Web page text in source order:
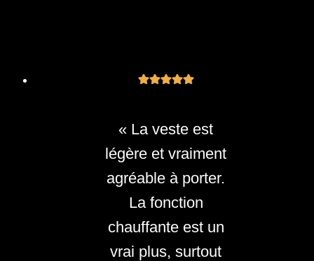
« La veste est
légère et vraiment
agréable à porter.
La fonction
chauffante est un
vrai plus, surtout